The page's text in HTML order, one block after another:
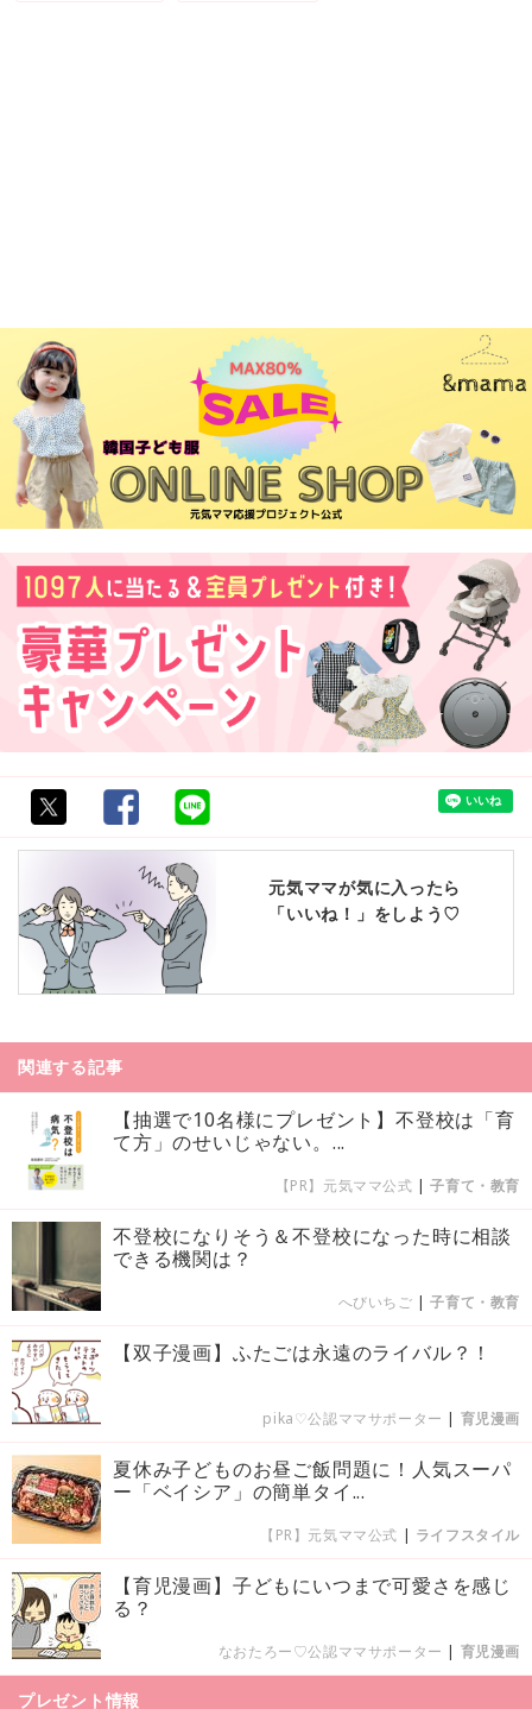
元気ママが気に入ったら
「いいね！」をしよう♡
関連する記事
【抽選で10名様にプレゼント】不登校は「育
て方」のせいじゃない。...
【PR】元気ママ公式 |子育て・教育
不登校になりそう＆不登校になった時に相談
できる機関は？
へびいちご |子育て・教育
【双子漫画】ふたごは永遠のライバル？！
pika♡公認ママサポーター | 育児漫画
夏休み子どものお昼ご飯問題に！人気スーパ
ー「ベイシア」の簡単タイ...
【PR】元気ママ公式 | ライフスタイル
【育児漫画】子どもにいつまで可愛さを感じ
る？
なおたろー♡公認ママサポーター | 育児漫画
プレゼント情報